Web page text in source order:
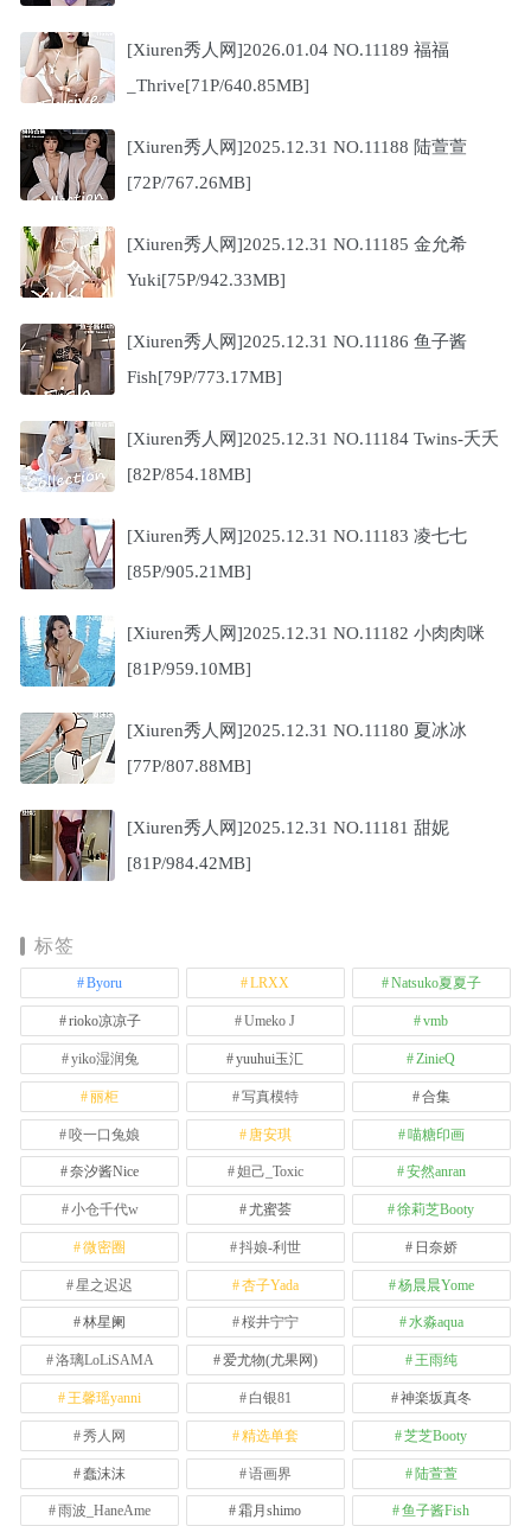
[Xiuren秀人网]2026.01.04 NO.11189 福福
_Thrive[71P/640.85MB]
[Xiuren秀人网]2025.12.31 NO.11188 陆萱萱
[72P/767.26MB]
[Xiuren秀人网]2025.12.31 NO.11185 金允希
Yuki[75P/942.33MB]
[Xiuren秀人网]2025.12.31 NO.11186 鱼子酱
Fish[79P/773.17MB]
[Xiuren秀人网]2025.12.31 NO.11184 Twins-夭夭
[82P/854.18MB]
[Xiuren秀人网]2025.12.31 NO.11183 凌七七
[85P/905.21MB]
[Xiuren秀人网]2025.12.31 NO.11182 小肉肉咪
[81P/959.10MB]
[Xiuren秀人网]2025.12.31 NO.11180 夏冰冰
[77P/807.88MB]
[Xiuren秀人网]2025.12.31 NO.11181 甜妮
[81P/984.42MB]
标签
Byoru LRXX Natsuko夏夏子
rioko凉凉子 Umeko J vmb
yiko湿润兔 yuuhui玉汇 ZinieQ
丽柜 写真模特 合集
咬一口兔娘 唐安琪 喵糖印画
奈汐酱Nice 妲己_Toxic 安然anran
小仓千代w 尤蜜荟 徐莉芝Booty
微密圈 抖娘-利世 日奈娇
星之迟迟 杏子Yada 杨晨晨Yome
林星阑 桜井宁宁 水淼aqua
洛璃LoLiSAMA 爱尤物(尤果网) 王雨纯
王馨瑶yanni 白银81 神楽坂真冬
秀人网 精选单套 芝芝Booty
蠢沫沫 语画界 陆萱萱
雨波_HaneAme 霜月shimo 鱼子酱Fish